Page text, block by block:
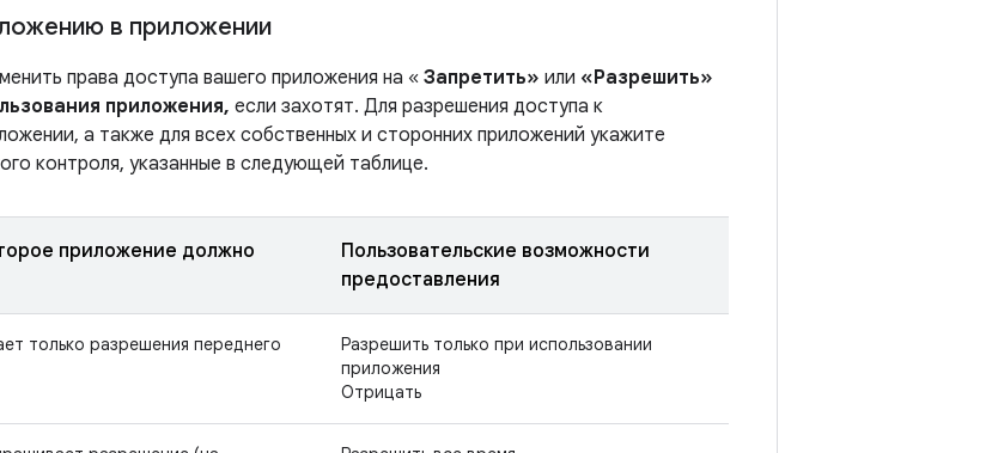
в приложении
права доступа вашего приложения на « Запретить» или «Разрешить»
приложения, если захотят. Для разрешения доступа к
а также для всех собственных и сторонних приложений укажите
контроля, указанные в следующей таблице.
приложение должно
Пользовательские возможности
предоставления
только разрешения переднего
Разрешить только при использовании
приложения
Отрицать